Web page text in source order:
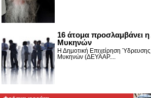
16 άτομα προσλαμβάνει
Μυκηνών
Η Δημοτική Επιχείρηση
Μυκηνών (ΔΕΥΑΑΡ....